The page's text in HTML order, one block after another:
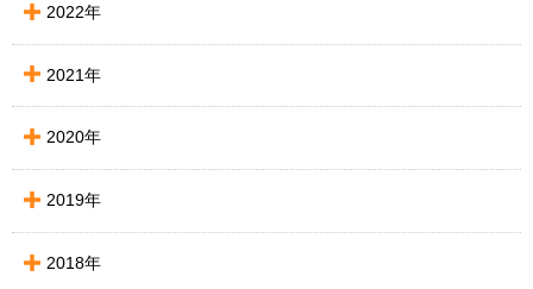
2022年
2021年
2020年
2019年
2018年